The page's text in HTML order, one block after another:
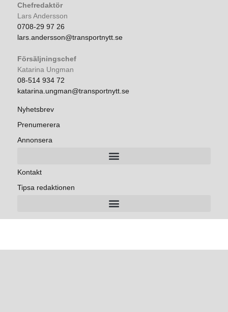
Chefredaktör
Lars Andersson
0708-29 97 26
lars.andersson@transportnytt.se
Försäljningschef
Katarina Ungman
08-514 934 72
katarina.ungman@transportnytt.se
Nyhetsbrev
Prenumerera
Annonsera
Kontakt
Tipsa redaktionen